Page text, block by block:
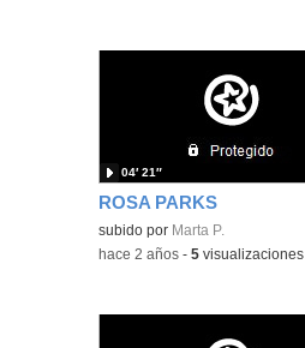
ROSA PARKS
Contenido educativo.
subido por Marta P.
04′ 21″
-hace 2 años -5 visualizaciones